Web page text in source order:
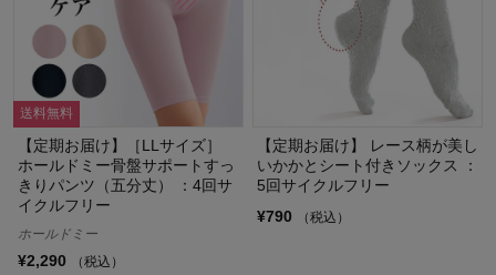
送料無料
【定期お届け】［LLサイズ］
ホールドミー骨盤サポートすっ
きりパンツ（五分丈） ：4回サ
イクルフリー
ホールドミー
¥2,290 （税込）
【定期お届け】 レース柄が美し
いかかとシート付きソックス ：
5回サイクルフリー
¥790
（税込）